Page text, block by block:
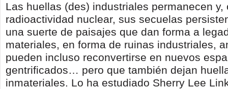
Las huellas (des) industriales permanecen y,
radioactividad nuclear, sus secuelas
una suerte de paisajes que dan forma a
materiales, en forma de ruinas industriales,
pueden incluso reconvertirse en nuevos
gentrificados… pero que también dejan
inmateriales. Lo ha estudiado Sherry Lee